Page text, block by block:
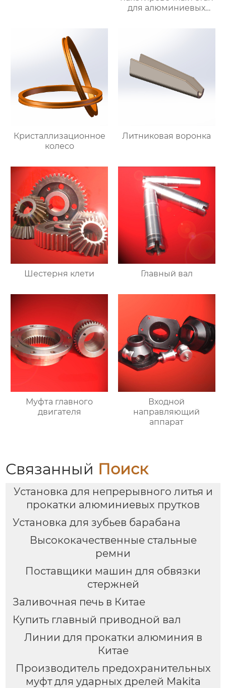
для алюминиевых
Кристаллизационное
колесо
Литниковая воронка
Шестерня клети Главный вал
Муфта главного
двигателя
Входной
направляющий
аппарат
Связанный Поиск
Установка для непрерывного литья и
прокатки алюминиевых прутков
Установка для зубьев барабана
Высококачественные стальные
ремни
Поставщики машин для обвязки
стержней
Заливочная печь в Китае
Купить главный приводной вал
Линии для прокатки алюминия в
Китае
Производитель предохранительных
муфт для ударных дрелей Makita